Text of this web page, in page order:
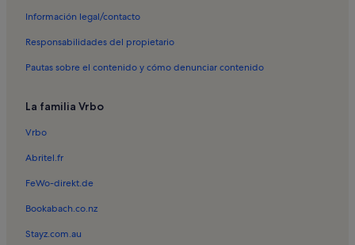
Alquileres vacacionales en São Bento
Alquileres vacacionales en São José
Información legal/contacto
Responsabilidades del propietario
Pautas sobre el contenido y cómo denunciar contenido
La familia Vrbo
Vrbo
Abritel.fr
FeWo-direkt.de
Bookabach.co.nz
Stayz.com.au